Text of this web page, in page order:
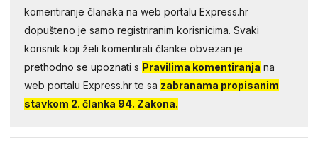
komentiranje članaka na web portalu Express.hr
dopušteno je samo registriranim korisnicima. Svaki
korisnik koji želi komentirati članke obvezan je
prethodno se upoznati s Pravilima komentiranja na
web portalu Express.hr te sa zabranama propisanim
stavkom 2. članka 94. Zakona.